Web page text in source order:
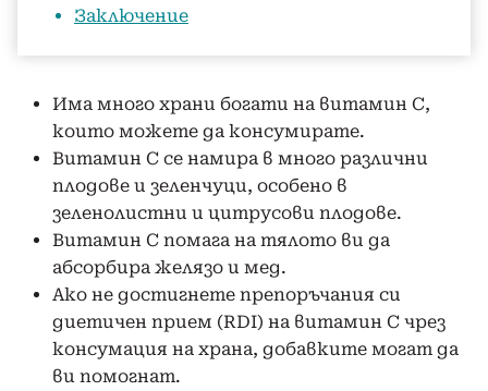
Заключение
Има много храни богати на витамин С,
които можете да консумирате.
Витамин С се намира в много различни
плодове и зеленчуци, особено в
зеленолистни и цитрусови плодове.
Витамин С помага на тялото ви да
абсорбира желязо и мед.
Ако не достигнете препоръчания си
диетичен прием (RDI) на витамин С чрез
консумация на храна, добавките могат да
ви помогнат.